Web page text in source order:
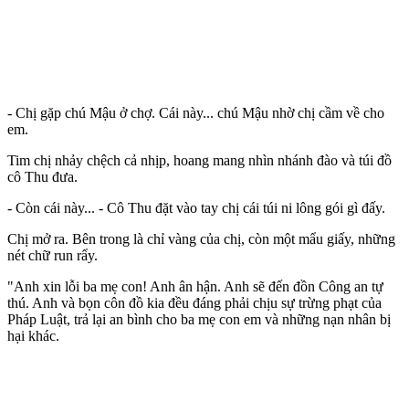
- Chị gặp chú Mậu ở chợ. Cái này... chú Mậu nhờ chị cầm về cho
em.
Tim chị nhảy chệch cả nhịp, hoang mang nhìn nhánh đào và túi đồ
cô Thu đưa.
- Còn cái này... - Cô Thu đặt vào tay chị cái túi ni lông gói gì đấy.
Chị mở ra. Bên trong là chỉ vàng của chị, còn một mẩu giấy, những
nét chữ run rẩy.
"Anh xin lỗi ba mẹ con! Anh ân hận. Anh sẽ đến đồn Công an tự
thú. Anh và bọn côn đồ kia đều đáng phải chịu sự trừng phạt của
Pháp Luật, trả lại an bình cho ba mẹ con em và những nạn nhân bị
hại khác.